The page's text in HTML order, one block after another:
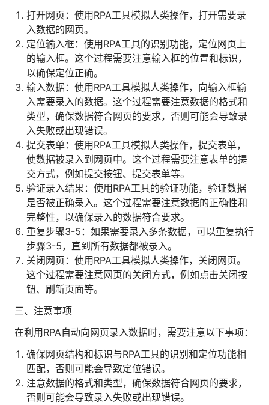
打开网页：使用RPA工具模拟人类操作，打开需要录
入数据的网页。
定位输入框：使用RPA工具的识别功能，定位网页上
的输入框。这个过程需要注意输入框的位置和标识，
以确保定位正确。
输入数据：使用RPA工具模拟人类操作，向输入框输
入需要录入的数据。这个过程需要注意数据的格式和
类型，确保数据符合网页的要求，否则可能会导致录
入失败或出现错误。
提交表单：使用RPA工具模拟人类操作，提交表单，
使数据被录入到网页中。这个过程需要注意表单的提
交方式，例如提交按钮、提交表单等。
验证录入结果：使用RPA工具的验证功能，验证数据
是否被正确录入。这个过程需要注意数据的正确性和
完整性，以确保录入的数据符合要求。
重复步骤3-5：如果需要录入多条数据，可以重复执行
步骤3-5，直到所有数据都被录入。
关闭网页：使用RPA工具模拟人类操作，关闭网页。
这个过程需要注意网页的关闭方式，例如点击关闭按
钮、刷新页面等。
三、注意事项
在利用RPA自动向网页录入数据时，需要注意以下事项：
确保网页结构和标识与RPA工具的识别和定位功能相
匹配，否则可能会导致定位错误。
注意数据的格式和类型，确保数据符合网页的要求，
否则可能会导致录入失败或出现错误。